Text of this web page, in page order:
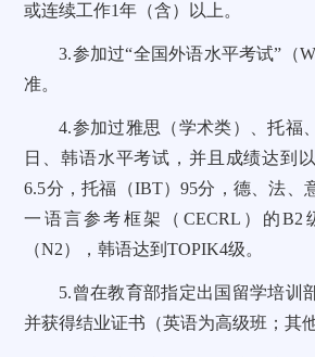
或连续工作1年（含）以上。
3.参加过“全国外语水平考试”（
准。
4.参加过雅思（学术类）、托福
日、韩语水平考试，并且成绩达到
6.5分，托福（IBT）95分，德、法、
一语言参考框架（CECRL）的B2
（N2），韩语达到TOPIK4级。
5.曾在教育部指定出国留学培训
并获得结业证书（英语为高级班；其